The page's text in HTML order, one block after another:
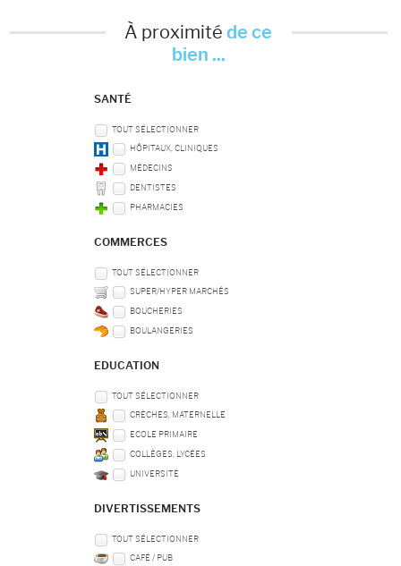
À proximitéde ce
bien ...
SANTÉ
TOUT SÉLECTIONNER
HÔPITAUX, CLINIQUES
MÉDECINS
DENTISTES
PHARMACIES
COMMERCES
TOUT SÉLECTIONNER
SUPER/HYPER MARCHÉS
BOUCHERIES
BOULANGERIES
EDUCATION
TOUT SÉLECTIONNER
CRÈCHES, MATERNELLE
ECOLE PRIMAIRE
COLLÈGES, LYCÉES
UNIVERSITÉ
DIVERTISSEMENTS
TOUT SÉLECTIONNER
CAFÉ / PUB